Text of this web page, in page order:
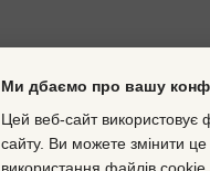
Ми дбаємо про вашу
Цей веб-сайт використовує
сайту. Ви можете змінити